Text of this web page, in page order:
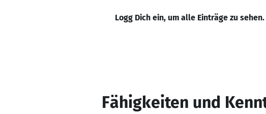
Logg Dich ein, um alle Einträge zu sehen.
Fähigkeiten und